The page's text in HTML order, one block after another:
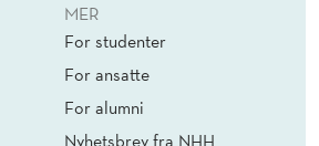
MER
For studenter
For ansatte
For alumni
Nyhetsbrev fra NHH